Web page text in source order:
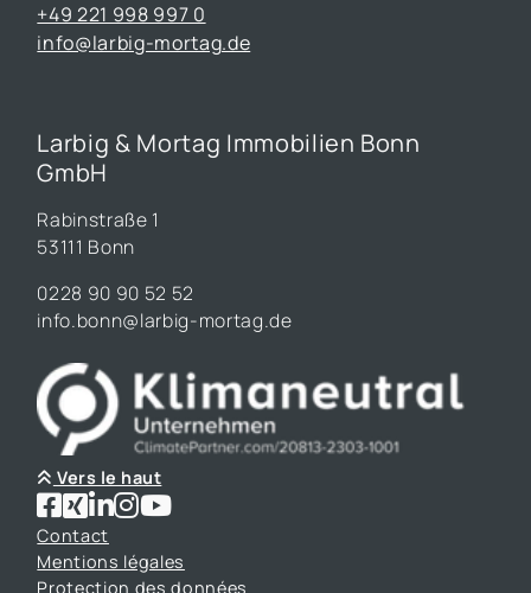
+49 221 998 997 0
info@larbig-mortag.de
Larbig & Mortag Immobilien Bonn
GmbH
Rabinstraße 1
53111 Bonn
0228 90 90 52 52
info.bonn@larbig-mortag.de
Vers le haut
Contact
Mentions légales
Protection des données